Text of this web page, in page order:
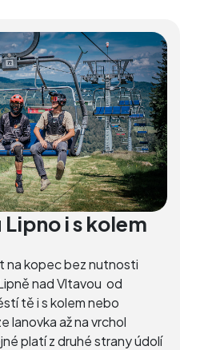
i s kolem
na kopec bez nutnosti
nad Vltavou od
tě i s kolem nebo
lanovka až na vrchol
platí z druhé strany údolí